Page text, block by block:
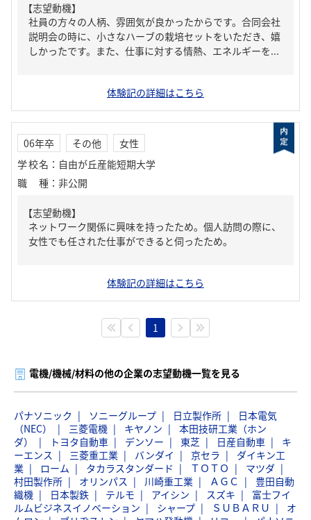
【志望動機】
社員の方々の人柄、雰囲気が良かったからです。合同会社
説明会の時に、小さなハーブの栽培セットをいただき、嬉
しかったです。また、仕事に対する情熱、エネルギーを...
体験記の詳細はこちら
06年卒 その他
女性
学校名 ： 自由が丘産能短期大学
職種 ： 非公開
【志望動機】
ネットワーク関係に興味を持ったため。個人訪問の際に、
女性でも任された仕事ができると伺ったため。
体験記の詳細はこちら
1
電機/機械/材料の他の企業の志望動機一覧を見る
パナソニック ソニーグループ 日立製作所
日本電気
（NEC）
三菱電機 キヤノン
本田技研工業（ホン
ダ）
トヨタ自動車 デンソー 東芝 日産自動車
キ
ーエンス
三菱重工業 バンダイ 京セラ
ダイキン工
業
ローム タカラスタンダード ＴＯＴＯ
マツダ
村田製作所
オリンパス 川崎重工業 ＡＧＣ
豊田自動
織機
日本製鉄 テルモ アイシン スズキ
富士フイ
ルムビジネスイノベーション
シャープ ＳＵＢＡＲＵ
オ